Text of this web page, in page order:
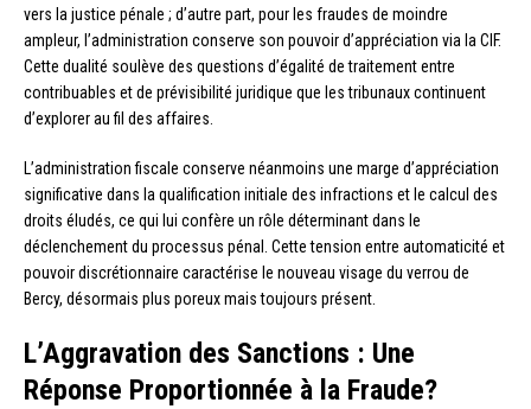
vers la justice pénale ; d’autre part, pour les fraudes de moindre
ampleur, l’administration conserve son pouvoir d’appréciation via la CIF.
Cette dualité soulève des questions d’égalité de traitement entre
contribuables et de prévisibilité juridique que les tribunaux continuent
d’explorer au fil des affaires.
L’administration fiscale conserve néanmoins une marge d’appréciation
significative dans la qualification initiale des infractions et le calcul des
droits éludés, ce qui lui confère un rôle déterminant dans le
déclenchement du processus pénal. Cette tension entre automaticité et
pouvoir discrétionnaire caractérise le nouveau visage du verrou de
Bercy, désormais plus poreux mais toujours présent.
L’Aggravation des Sanctions : Une
Réponse Proportionnée à la Fraude?